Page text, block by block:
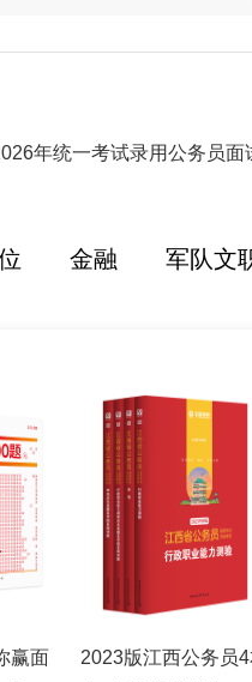
年统一考试录用公务员
金融 军队文
赢面
2023版江西公务员4